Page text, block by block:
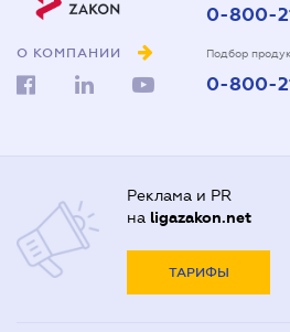
О КОМПАНИИ
0-800-
Подбор
0-800-
Реклама и PR
на ligazakon.net
ТАРИФЫ